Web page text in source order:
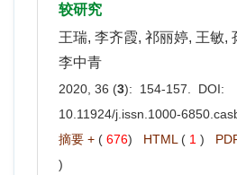
较研究
王瑞, 李齐霞, 祁丽婷, 王敏,
李中青
2020, 36 (3): 154-157. DOI:
10.11924/j.issn.1000-
摘要 + ( 676) HTML ( 1 )
)